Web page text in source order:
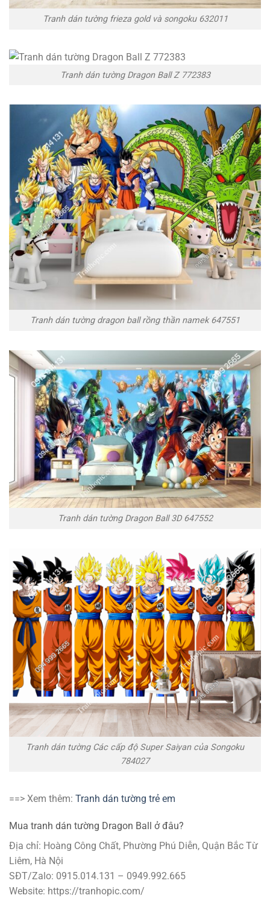
Tranh dán tường frieza gold và songoku 632011
Tranh dán tường Dragon Ball Z 772383
Tranh dán tường dragon ball rồng thần namek 647551
Tranh dán tường Dragon Ball 3D 647552
Tranh dán tường Các cấp độ Super Saiyan của Songoku
784027
==> Xem thêm: Tranh dán tường trẻ em
Mua tranh dán tường Dragon Ball ở đâu?
Địa chỉ: Hoàng Công Chất, Phường Phú Diễn, Quận Bắc Từ
Liêm, Hà Nội
SĐT/Zalo: 0915.014.131 – 0949.992.665
Website: https://tranhopic.com/